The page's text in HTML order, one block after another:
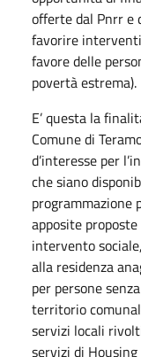
offerte dal Pnrr e
favorire
favore delle
povertà estrema).
E’ questa la
Comune di
d’interesse per
che siano
programmazione
apposite
intervento
alla residenza
per persone
territorio
servizi locali
servizi di